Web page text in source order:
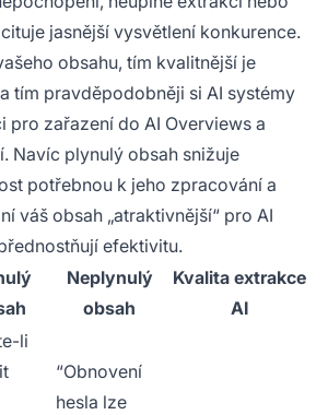
jasnější vysvětlení konkurence.
obsahu, tím kvalitnější je
a tím pravděpodobněji si AI systémy
pro zařazení do AI Overviews a
Navíc plynulý obsah snižuje
potřebnou k jeho zpracování a
váš obsah „atraktivnější“ pro AI
efektivitu.
Neplynulý
obsah
Kvalita extrakce
AI
li
“Obnovení
hesla lze